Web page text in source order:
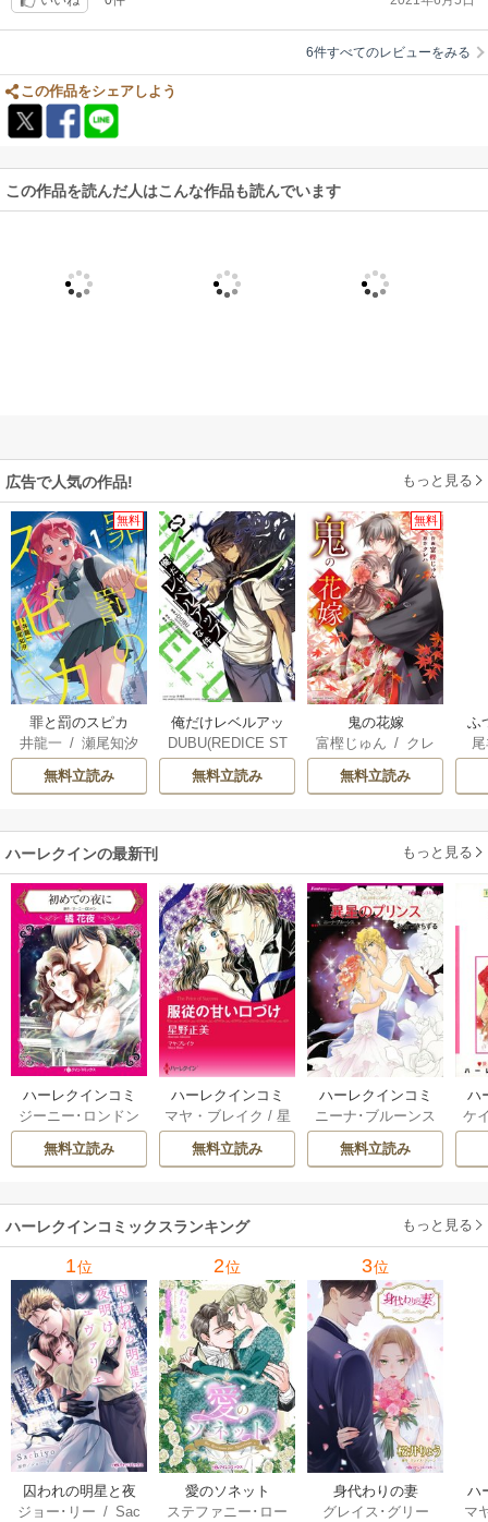
6件すべてのレビューをみる
この作品をシェアしよう
この作品を読んだ人はこんな作品も読んでいます
広告で人気の作品! もっと見る
無料
罪と罰のスピカ
井龍一 /瀬尾知汐
無料立読み
俺だけレベルアッ
プな件
DUBU(REDICE ST
UDIO)
/ Chugong
h-goon
無料立読み
無料
鬼の花嫁
富樫じゅん / クレ
ハ
無料立読み
ふ
は
ハーレクインの最新刊 もっと見る
ハーレクインコミ
ックス セット 202
6年 vol.1064 1巻
ジーニー･ロンドン
橘花夜 / メアリ
ー･ライアンズ
ーガン/星合操/ア
ン･ウィール/ 津寺
里可子
無料立読み
ハーレクインコミ
ックス セット 202
6年 vol.1002 1巻
マヤ・ブレイク / 星
野正美/
ヘレン･ブ
ルックス/のわきね
ウェイ/一重夕子
無料立読み
ハーレクインコミ
ックス セット 202
6年 vol.1063 1巻
ニーナ･ブルーンス
おおつきちずる
レベッカ･ヨーク
ーディ/海野みつる
サラ･ウッド/流
水凛子
無料立読み
ハ
ッ
ケ
ザ
ハーレクインコミックスランキング もっと見る
1位
囚われの明星と夜
明けのシュヴァリ
ジョー･リー /Sac
2位
愛のソネット
ステファニー･ロー
3位
身代わりの妻
グレイス･グリー
ハ
ッ
マ